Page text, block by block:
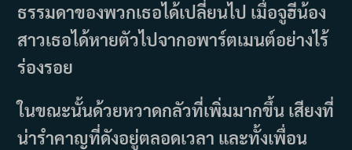
ธรรมดาของพวกเธอได้เปลี่ยนไป เมื่อจูฮีน้อง
สาวเธอได้หายตัวไปจากอพาร์ตเมนต์อย่างไร้
ร่องรอย
ในขณะนั้นด้วยหวาดกลัวที่เพิ่มมากขึ้น เสียงที่
น่ารำคาญที่ดังอยู่ตลอดเวลา และทั้งเพื่อน